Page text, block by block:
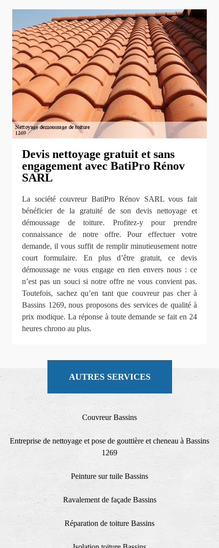
Devis nettoyage gratuit et sans
engagement avec BatiPro Rénov
SARL
La société couvreur BatiPro Rénov SARL vous fait
bénéficier de la gratuité de son devis nettoyage et
démoussage de toiture. Profitez-y pour prendre
connaissance de notre offre. Pour effectuer votre
demande, il vous suffit de remplir minutieusement notre
court formulaire. En plus d’être gratuit, ce devis
démoussage ne vous engage en rien envers nous : ce
n’est pas un souci si notre offre ne vous convient pas.
Toutefois, sachez qu’en tant que couvreur pas cher à
Bassins 1269, nous proposons des services de qualité à
prix modique. La réponse à toute demande se fait en 24
heures chrono au plus.
AUTRES SERVICES
Couvreur Bassins
Entreprise de nettoyage et pose de gouttière et cheneau à Bassins
1269
Peinture sur tuile Bassins
Ravalement de façade Bassins
Réparation de toiture Bassins